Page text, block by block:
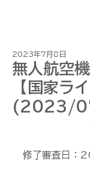
無人航空
【国家ラ
(2023/
2023年7月8日
修了審査日：